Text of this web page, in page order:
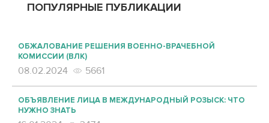
ПОПУЛЯРНЫЕ ПУБЛИКАЦИИ
ОБЖАЛОВАНИЕ РЕШЕНИЯ ВОЕННО-ВРАЧЕБНОЙ
КОМИССИИ (ВЛК)
08.02.2024 5661
ОБЪЯВЛЕНИЕ ЛИЦА В МЕЖДУНАРОДНЫЙ РОЗЫСК: ЧТО
НУЖНО ЗНАТЬ